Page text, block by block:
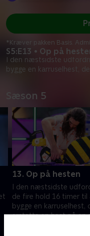
S5:E13 • Op på
I den næstsidste
bygge en karruselhest,
*Kræver pakken Basis.
Sæson 5
13. Op på hesten
I den næstsidste
de fire hold 16 timer til
bygge en karruselhest,
erstatte en hest på en